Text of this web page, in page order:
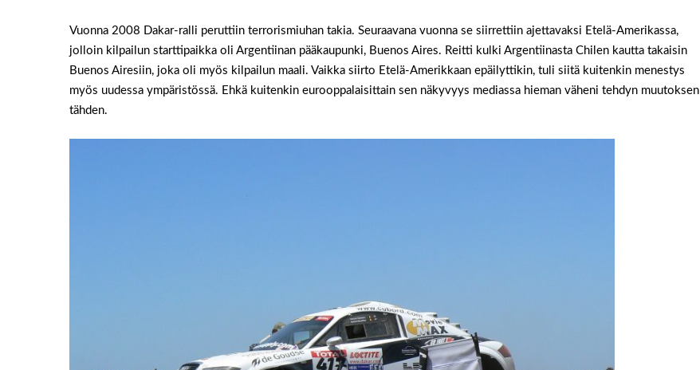
Vuonna 2008 Dakar-ralli peruttiin terrorismiuhan takia. Seuraavana vuonna se siirrettiin ajettavaksi Etelä-Amerikassa,
jolloin kilpailun starttipaikka oli Argentiinan pääkaupunki, Buenos Aires. Reitti kulki Argentiinasta Chilen kautta takaisin
Buenos Airesiin, joka oli myös kilpailun maali. Vaikka siirto Etelä-Amerikkaan epäilyttikin, tuli siitä kuitenkin menestys
myös uudessa ympäristössä. Ehkä kuitenkin eurooppalaisittain sen näkyvyys mediassa hieman väheni tehdyn muutoksen
tähden.